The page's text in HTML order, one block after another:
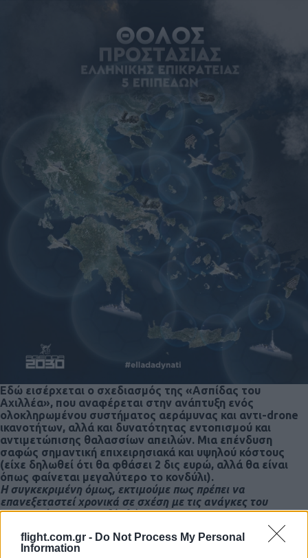
flight.com.gr - Do Not Process My Personal
Information
Εδώ εισέρχεται ο σχεδιασμός της «Ασπίδας του
Αχιλλέα», που αναφέρεται στην ανάπτυξη ενός
ολοκληρωμένου συστήματος αεράμυνας και αντι-drone
ικανοτήτων, αλλά και δυνατότητας εντοπισμού και
αντιμετώπισης θαλασσίων απειλών. Μια επένδυση
σαφώς σημαντική επιχειρησιακά και υψηλού κόστους
(είχε δηλωθεί ότι θα φθάσει 2 δις ευρώ, αλλά θα είναι
όπως φαίνεται μεγαλύτερο το κονδύλι).
Η συγκεκριμένη όμως, εκτιμούμε πως πρέπει να
επανεξεταστεί χρονικά σε σχέση με τις ανάγκες του
Ναυτικού, για τους εξής λόγους:
Αρχικά η θάλασσα είναι το πρωταρχικό πεδίο μάχης για
την Ελλάδα, καθώς τα χιλιάδες νησιά, η εκτεταμένη
ακτογραμμή και η ΑΟΖ μας, υπαρκτή και διεκδικούμενη,